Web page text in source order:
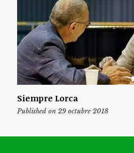
Siempre Lorca
Published on 29 octubre 2018